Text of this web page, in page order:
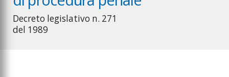
Decreto legislativo n. 271
del 1989
e registrazioni
intercettazioni